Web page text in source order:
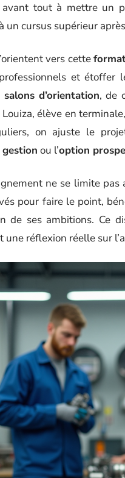
avant tout à mettre un
un cursus supérieur
vers cette
et
salons d’orientation, de
élève en
on ajuste le
ou l’option
ne se limite
pour faire le point,
de ses ambitions. Ce
une réflexion réelle sur